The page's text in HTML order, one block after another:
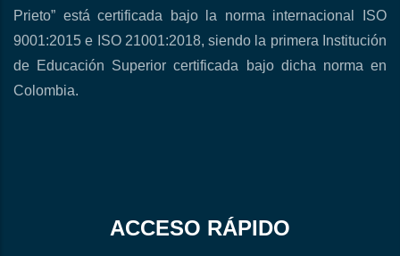
Prieto” está certificada bajo la norma internacional ISO
9001:2015 e ISO 21001:2018, siendo la primera Institución
de Educación Superior certificada bajo dicha norma en
Colombia.
ACCESO RÁPIDO